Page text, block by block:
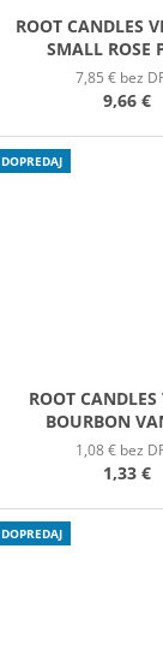
ROOT CANDLES
SMALL ROSE
7,85 € bez
9,66 €
DOPREDAJ
ROOT
BOURBON
1,08 € bez
1,33 €
DOPREDAJ